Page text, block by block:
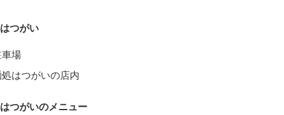
つがい
場
処はつがいの店内
つがいのメニュー